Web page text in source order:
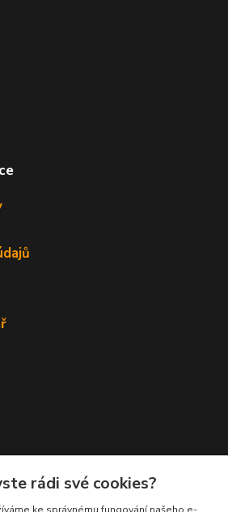
rádi své cookies?